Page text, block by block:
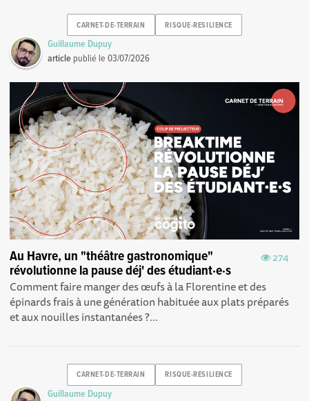
CARNET-DE-TERRAIN RISQUE-RESILIENCE
Guillaume Dupuy
article publié le03/07/2026
274
Au Havre, un "théâtre gastronomique"
révolutionne la pause déj' des étudiant·e·s
Comment faire manger des œufs à la Florentine et des
épinards frais à une génération habituée aux plats préparés
et aux nouilles instantanées ?...
CARNET-DE-TERRAIN RISQUE-RESILIENCE
Guillaume Dupuy